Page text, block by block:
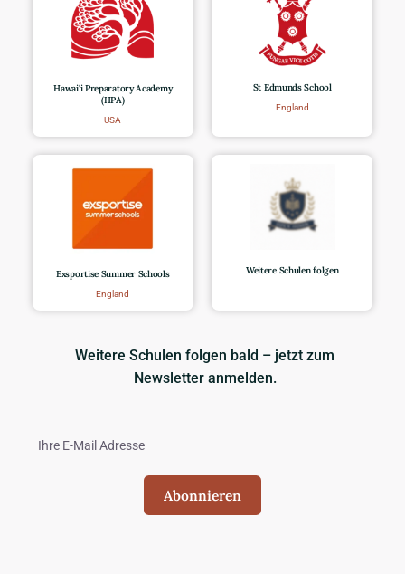
Hawai'i Preparatory Academy
(HPA)
USA
St Edmunds School
England
Exsportise Summer Schools
England
Weitere Schulen folgen
Weitere Schulen folgen bald – jetzt zum
Newsletter anmelden.